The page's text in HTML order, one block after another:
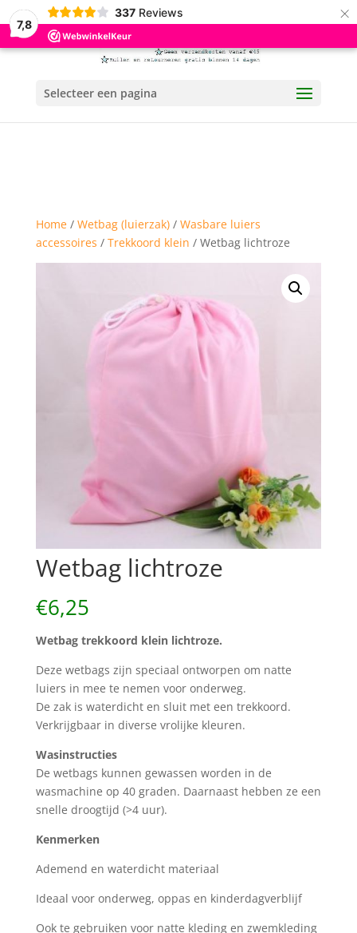
7,8
337 Reviews ×
Selecteer een pagina
Home/ Wetbag (luierzak)/ Wasbare luiers
accessoires / Trekkoord klein / Wetbag lichtroze
Wetbag lichtroze
€6,25
Wetbag trekkoord klein lichtroze.
Deze wetbags zijn speciaal ontworpen om natte
luiers in mee te nemen voor onderweg.
De zak is waterdicht en sluit met een trekkoord.
Verkrijgbaar in diverse vrolijke kleuren.
Wasinstructies
De wetbags kunnen gewassen worden in de
wasmachine op 40 graden. Daarnaast hebben ze een
snelle droogtijd (>4 uur).
Kenmerken
Ademend en waterdicht materiaal
Ideaal voor onderweg, oppas en kinderdagverblijf
Ook te gebruiken voor natte kleding en zwemkleding